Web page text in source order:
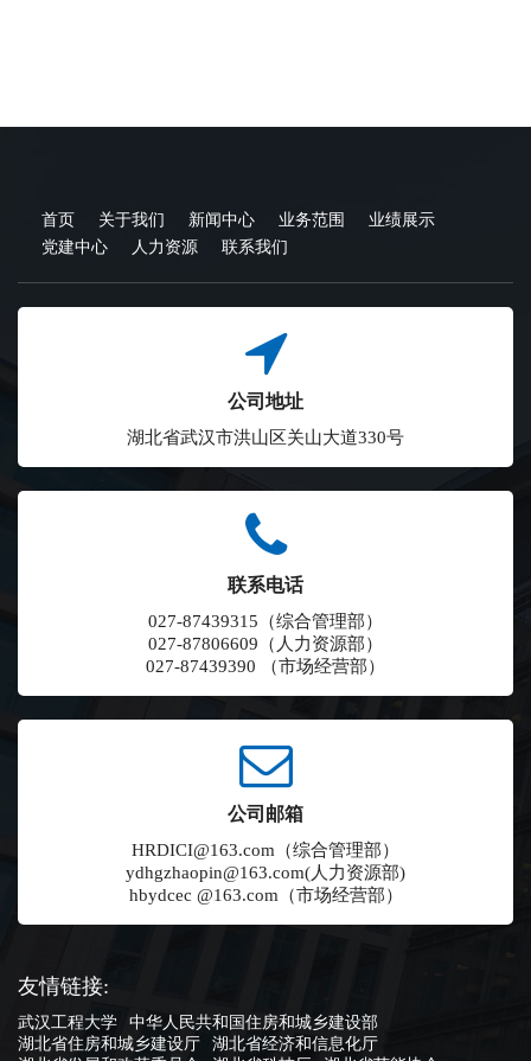
首页 关于我们 新闻中心 业务范围
业绩展示
党建中心
人力资源 联系我们
公司地址
湖北省武汉市洪山区关山大道330号
联系电话
027-87439315（综合管理部）
027-87806609（人力资源部）
027-87439390 （市场经营部）
公司邮箱
HRDICI@163.com（综合管理部）
ydhgzhaopin@163.com(人力资源部)
hbydcec @163.com（市场经营部）
友情链接:
武汉工程大学
中华人民共和国住房和城乡建设部
湖北省住房和城乡建设厅
湖北省经济和信息化厅